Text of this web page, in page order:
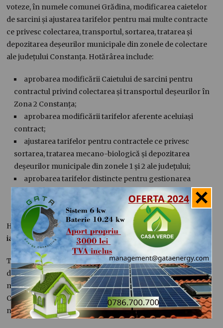
voteze, în numele comunei Grădina, modificarea caietelor
de sarcini și ajustarea tarifelor pentru mai multe contracte
ce privesc colectarea, transportul, sortarea, tratarea și
depozitarea deșeurilor municipale din zonele de colectare
ale județului Constanța. Hotărârea include:
aprobarea modificării Caietului de sarcini pentru
contractul privind colectarea și transportul deșeurilor în
Zona 2 Constanța;
aprobarea modificării tarifelor aferente aceluiași
contract;
ajustarea tarifelor pentru contractele ce privesc
sortarea, tratarea mecano-biologică și depozitarea
deșeurilor municipale din zonele 1 și 2 ale județului;
aprobarea tarifelor distincte pentru gestionarea
fracțiilor de deșeuri colectate separat, conform
reglementărilor ANRSC.
Hotărârea stabilește cănoile tarife vor intra în vigoare la
ianuarie 2026.
Totodată, Consiliul Local acordă ADI „Dobrogea” mandatul
de a încheia actele adiționale necesare ca urmare a acestor
modificări, iar președintele Asociației, Ionela-Marilena
Costache, este împuternicită să semneze documentele în
numele unităților administrativ-teritoriale implicate.